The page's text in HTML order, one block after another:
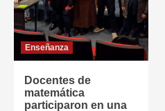
Enseñanza
Docentes de
matemática
participaron en una